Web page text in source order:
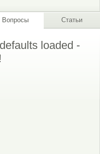
Вопросы Статьи
loaded -